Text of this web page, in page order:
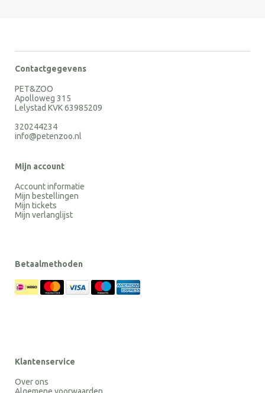
Contactgegevens
PET&ZOO
Apolloweg 315
Lelystad KVK 63985209
320244234
info@petenzoo.nl
Mijn account
Account informatie
Mijn bestellingen
Mijn tickets
Mijn verlanglijst
Betaalmethoden
Klantenservice
Over ons